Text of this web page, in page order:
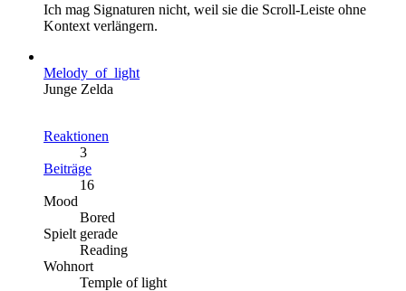
Ich mag Signaturen nicht, weil sie die Scroll-Leiste ohne
Kontext verlängern.
Melody_of_light
Junge Zelda
Reaktionen
3
Beiträge
16
Mood
Bored
Spielt gerade
Reading
Wohnort
Temple of light